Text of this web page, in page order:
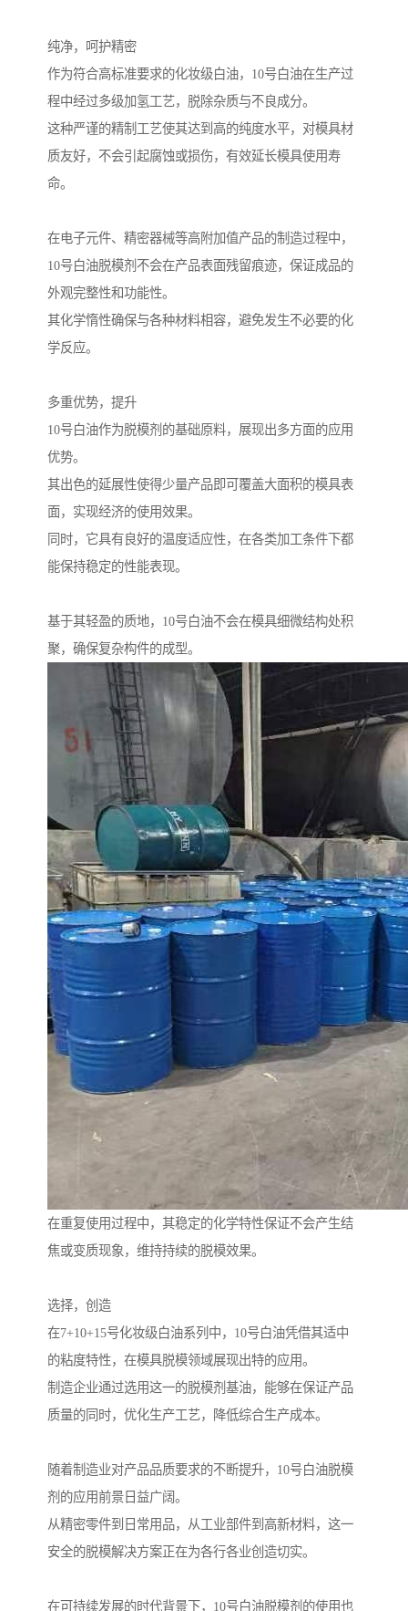
纯净，呵护精密
作为符合高标准要求的化妆级白油，10号白油在生产过
程中经过多级加氢工艺，脱除杂质与不良成分。
这种严谨的精制工艺使其达到高的纯度水平，对模具材
质友好，不会引起腐蚀或损伤，有效延长模具使用寿
命。
在电子元件、精密器械等高附加值产品的制造过程中，
10号白油脱模剂不会在产品表面残留痕迹，保证成品的
外观完整性和功能性。
其化学惰性确保与各种材料相容，避免发生不必要的化
学反应。
多重优势，提升
10号白油作为脱模剂的基础原料，展现出多方面的应用
优势。
其出色的延展性使得少量产品即可覆盖大面积的模具表
面，实现经济的使用效果。
同时，它具有良好的温度适应性，在各类加工条件下都
能保持稳定的性能表现。
基于其轻盈的质地，10号白油不会在模具细微结构处积
聚，确保复杂构件的成型。
在重复使用过程中，其稳定的化学特性保证不会产生结
焦或变质现象，维持持续的脱模效果。
选择，创造
在7+10+15号化妆级白油系列中，10号白油凭借其适中
的粘度特性，在模具脱模领域展现出特的应用。
制造企业通过选用这一的脱模剂基油，能够在保证产品
质量的同时，优化生产工艺，降低综合生产成本。
随着制造业对产品品质要求的不断提升，10号白油脱模
剂的应用前景日益广阔。
从精密零件到日常用品，从工业部件到高新材料，这一
安全的脱模解决方案正在为各行各业创造切实。
在可持续发展的时代背景下，10号白油脱模剂的使用也